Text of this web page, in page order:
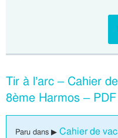
Tir à l’arc – Cahier
8ème Harmos –
Paru dans ▶ Cahier de